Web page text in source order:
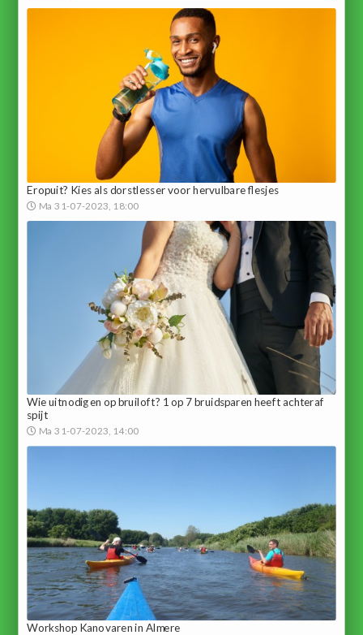
Eropuit? Kies als dorstlesser voor hervulbare flesjes
Ma 31-07-2023, 18:00
Wie uitnodigen op bruiloft? 1 op 7 bruidsparen heeft achteraf
spijt
Ma 31-07-2023, 14:00
Workshop Kanovaren in Almere